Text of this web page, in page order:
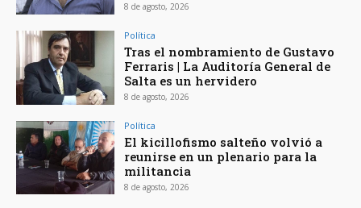
8 de agosto, 2026
Política
Tras el nombramiento de Gustavo
Ferraris | La Auditoría General de
Salta es un hervidero
8 de agosto, 2026
Política
El kicillofismo salteño volvió a
reunirse en un plenario para la
militancia
8 de agosto, 2026